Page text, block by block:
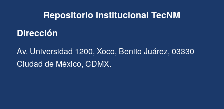
Repositorio Institucional TecNM
Dirección
Av. Universidad 1200, Xoco, Benito Juárez, 03330
Ciudad de México, CDMX.